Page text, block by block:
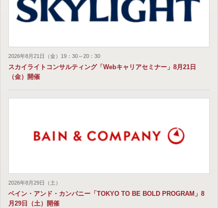
2026年8月21日（金）19：30～20：30
スカイライトコンサルティング「Webキャリアセミナー」8月21日
（金）開催
2026年8月29日（土）
ベイン・アンド・カンパニー「TOKYO TO BE BOLD PROGRAM」8
月29日（土）開催